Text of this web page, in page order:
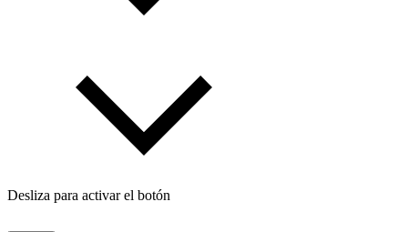
Desliza para activar el botón